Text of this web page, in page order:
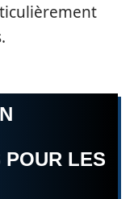
POUR LES